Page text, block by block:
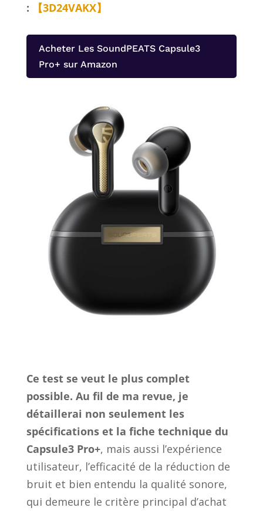
:
【3D24VAKX】
Acheter Les SoundPEATS Capsule3
Pro+ sur Amazon
Ce test se veut le plus complet
possible. Au fil de ma revue, je
détaillerai non seulement les
spécifications et la fiche technique du
Capsule3 Pro+, mais aussi l’expérience
utilisateur, l’efficacité de la réduction de
bruit et bien entendu la qualité sonore,
qui demeure le critère principal d’achat